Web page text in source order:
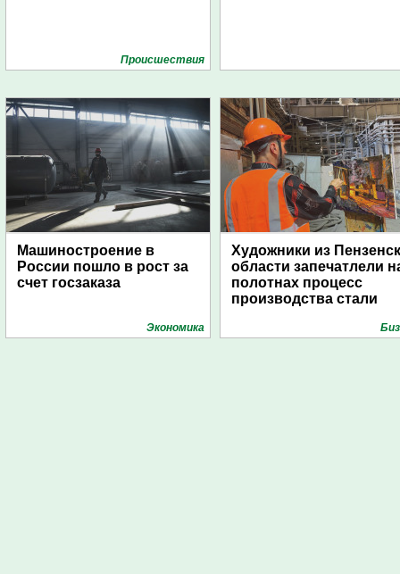
Проиcшествия
Машиностроение в
России пошло в рост за
счет госзаказа
Экономика
Художники из
области запечатлели
полотнах процесс
производства стали